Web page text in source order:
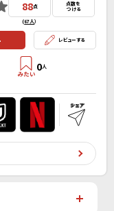
88点
(67人）
点数を
つける
レビューする
0人